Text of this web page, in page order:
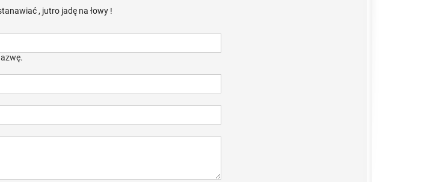
, jutro jadę na łowy !